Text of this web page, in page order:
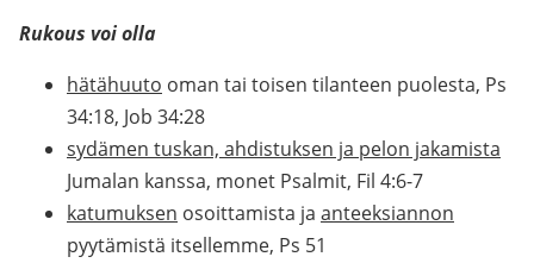
Rukous voi olla
hätähuuto oman tai toisen tilanteen puolesta, Ps
34:18, Job 34:28
sydämen tuskan, ahdistuksen ja pelon jakamista
Jumalan kanssa, monet Psalmit, Fil 4:6-7
katumuksen osoittamista ja anteeksiannon
pyytämistä itsellemme, Ps 51